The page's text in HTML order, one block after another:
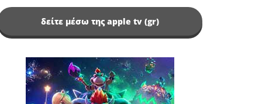
δείτε μέσω της apple tv (gr)